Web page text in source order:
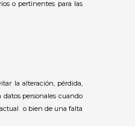
o pertinentes para las
la alteración, pérdida,
personales cuando
o bien de una falta